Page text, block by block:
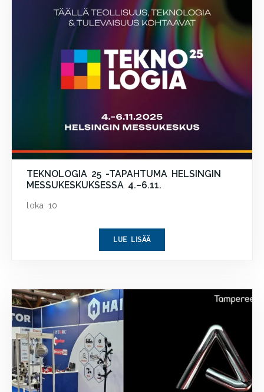
TEKNOLOGIA 25 -TAPAHTUMA HELSINGIN
MESSUKESKUKSESSA 4.–6.11.
loka 10
LUE LISÄÄ